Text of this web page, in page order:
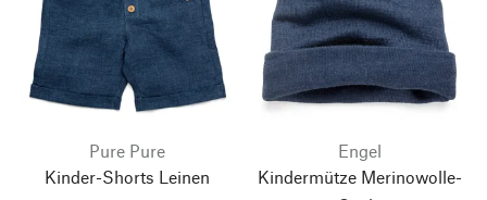
Pure Pure
Kinder-Shorts Leinen
Engel
Kindermütze Merinowolle-